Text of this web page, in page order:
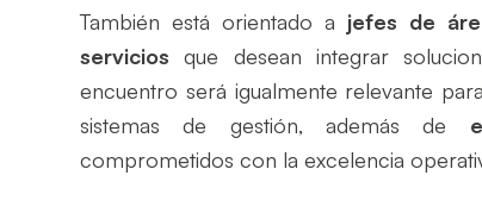
También está orientado a jefes de
servicios que desean integrar
encuentro será igualmente relevante para
sistemas de gestión, además de
comprometidos con la excelencia